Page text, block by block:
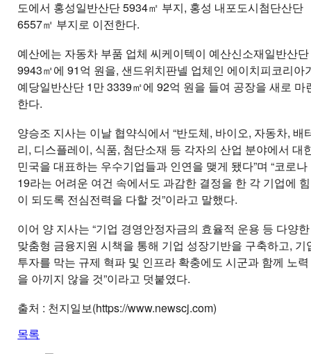
도에서 홍성일반산단 5934㎡ 부지, 홍성 내포도시첨단산단
6557㎡ 부지로 이전한다.
예산에는 자동차 부품 업체 씨케이텍이 예산신소재일반산단
9943㎡에 91억 원을, 샌드위치판넬 업체인 에이치피코리아
예당일반산단 1만 3339㎡에 92억 원을 들여 공장을 새로 마
한다.
양승조 지사는 이날 협약식에서 “반도체, 바이오, 자동차, 배
리, 디스플레이, 식품, 첨단소재 등 각자의 산업 분야에서 대
민국을 대표하는 우수기업들과 인연을 맺게 됐다”며 “코로나
19라는 어려운 여건 속에서도 과감한 결정을 한 각 기업에 힘
이 되도록 전심전력을 다할 것”이라고 말했다.
이어 양 지사는 “기업 경영안정자금의 효율적 운용 등 다양한
맞춤형 금융지원 시책을 통해 기업 성장기반을 구축하고, 기
투자를 막는 규제 혁파 및 인프라 확충에도 시군과 함께 노력
을 아끼지 않을 것”이라고 덧붙였다.
출처 : 천지일보(https://www.newscj.com)
목록